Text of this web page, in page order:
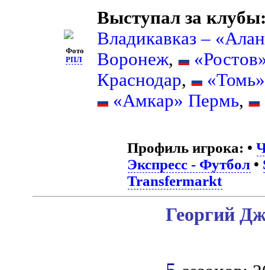
Фото
РПЛ
Выступал за
Владикавказ –
Воронеж,
Краснодар,
«Амкар» Пермь,
Профиль игрока: •
Экспресс - Футбол •
Transfermarkt
Георгий